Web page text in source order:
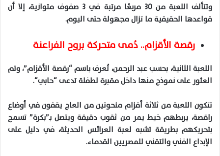
وتتألف اللعبة من30 مربعًا مرتبة في 3 صفوف متوازية، إلا أن
قواعدها الحقيقية ما تزال مجهولة حتى اليوم.
رقصة الأقزام.. دُمى متحركة بروح الفراعنة
اللعبة الثانية، بحسب عبد الرحمن، تُعرف باسم “رقصة الأقزام”، وتم
العثور على نموذج منها داخل مقبرة لطفلة تدعى “حابي“.
تتكون اللعبة من ثلاثة أقزام منحوتين من العاج يقفون في أوضاع
راقصة، يربطهم خيط يمر من ثقوب دقيقة ويتصل بـ”بكرة” تسمح
بتحريكهم بطريقة تشبه لعبة العرائس الحديثة، في دليل على
الإبداع الفني والتقني للمصريين القدماء.